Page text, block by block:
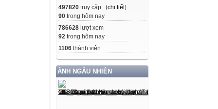
497820 truy cập (chi tiết)
90 trong hôm nay
786628 lượt xem
92 trong hôm nay
1106 thành viên
ẢNH NGẪU NHIÊN